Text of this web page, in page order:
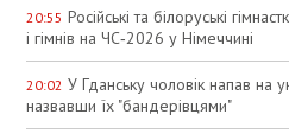
20:55 Російські та білоруські
і гімнів на ЧС‑2026 у Німеччині
20:02 У Гданську чоловік напав на
назвавши їх "бандерівцями"